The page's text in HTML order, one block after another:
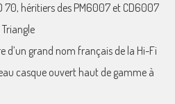
70, héritiers des PM6007 et CD6007
d’un grand nom français de la Hi-Fi
casque ouvert haut de gamme à